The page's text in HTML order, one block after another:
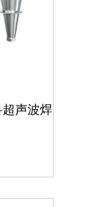
超声波焊
超声
块化
号干
与换